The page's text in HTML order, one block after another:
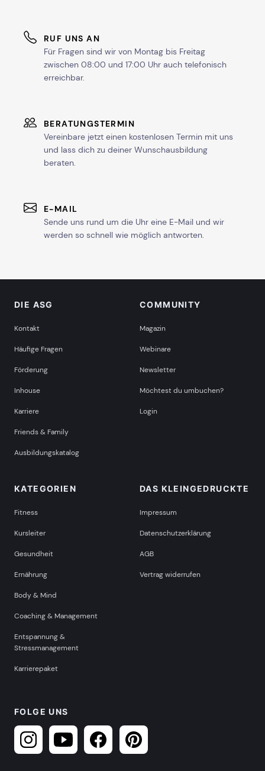
RUF UNS AN
Für Fragen sind wir von Montag bis Freitag
zwischen 08:00 und 17:00 Uhr auch telefonisch
erreichbar.
BERATUNGSTERMIN
Vereinbare jetzt einen kostenlosen Termin mit uns
und lass dich zu deiner Wunschausbildung
beraten.
E-MAIL
Sende uns rund um die Uhr eine E-Mail und wir
werden so schnell wie möglich antworten.
DIE ASG
Kontakt
Häufige Fragen
Förderung
Inhouse
Karriere
Friends & Family
Ausbildungskatalog
COMMUNITY
Magazin
Webinare
Newsletter
Möchtest du umbuchen?
Login
KATEGORIEN
Fitness
Kursleiter
Gesundheit
Ernährung
Body & Mind
Coaching & Management
Entspannung &
Stressmanagement
Karrierepaket
DAS KLEINGEDRUCKTE
Impressum
Datenschutzerklärung
AGB
Vertrag widerrufen
FOLGE UNS